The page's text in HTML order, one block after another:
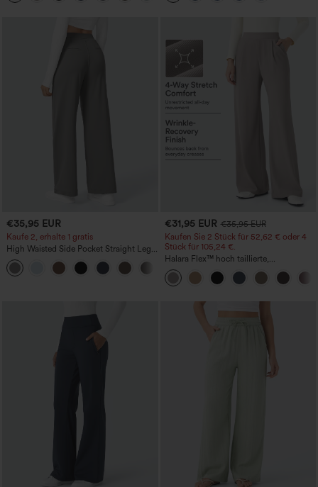
€35,95 EUR
Kaufe 2, erhalte 1 gratis
High Waisted Side Pocket Straight Leg
Work Pants
€31,95 EUR €35,95 EUR
Kaufen Sie 2 Stück für 52,62 € oder 4
Stück für 105,24 €.
Halara Flex™ hoch taillierte,
figurformende Arbeitshose, die die Taille
schmaler wirken lässt, mit Taschen,
weitem Bein und Mikro-Waffelstruktur